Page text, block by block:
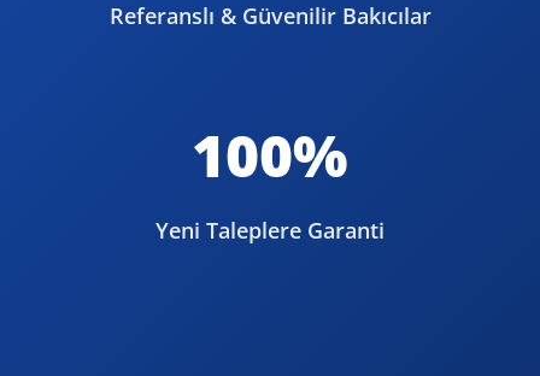
Referanslı & Güvenilir Bakıcılar
100%
Yeni Taleplere Garanti